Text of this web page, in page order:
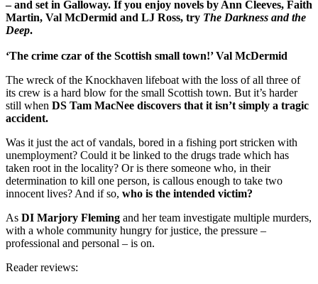
– and set in Galloway. If you enjoy novels by Ann Cleeves, Faith
Martin, Val McDermid and LJ Ross, try The Darkness and the
Deep.
‘The crime czar of the Scottish small town!’ Val McDermid
The wreck of the Knockhaven lifeboat with the loss of all three of
its crew is a hard blow for the small Scottish town. But it’s harder
still when DS Tam MacNee discovers that it isn’t simply a tragic
accident.
Was it just the act of vandals, bored in a fishing port stricken with
unemployment? Could it be linked to the drugs trade which has
taken root in the locality? Or is there someone who, in their
determination to kill one person, is callous enough to take two
innocent lives? And if so, who is the intended victim?
As DI Marjory Fleming and her team investigate multiple murders,
with a whole community hungry for justice, the pressure –
professional and personal – is on.
Reader reviews: